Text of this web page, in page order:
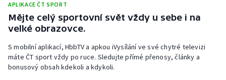
APLIKACE ČT SPORT
Mějte celý sportovní svět vždy u sebe i na
velké obrazovce.
S mobilní aplikací, HbbTV a apkou iVysílání ve své chytré televizi
máte ČT sport vždy po ruce. Sledujte přímé přenosy, články a
bonusový obsah kdekoli a kdykoli.